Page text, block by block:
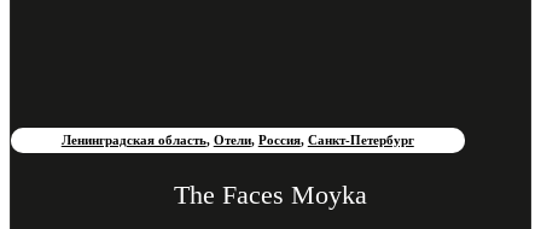
Ленинградская область, Отели, Россия, Санкт-Петербург
The Faces Moyka